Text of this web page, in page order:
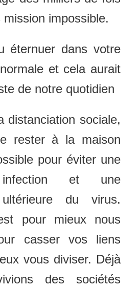
impossible.
éternuer dans votre
et cela aurait
de notre quotidien
distanciation sociale,
rester à la maison
pour éviter une
infection et une
ultérieure du virus.
pour mieux nous
casser vos liens
vous diviser. Déjà
des sociétés